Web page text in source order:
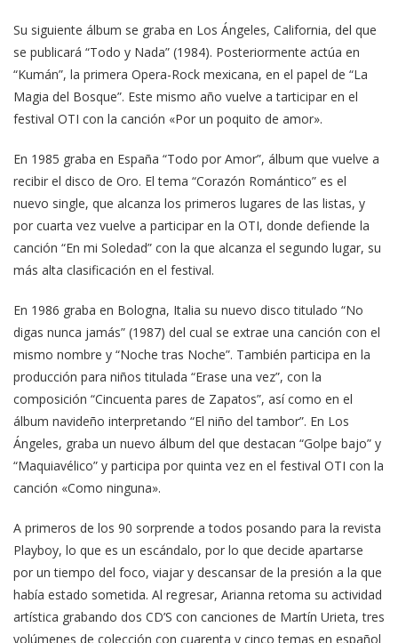
Su siguiente álbum se graba en Los Ángeles, California, del que
se publicará “Todo y Nada” (1984). Posteriormente actúa en
“Kumán”, la primera Opera-Rock mexicana, en el papel de “La
Magia del Bosque”. Este mismo año vuelve a tarticipar en el
festival OTI con la canción «Por un poquito de amor».
En 1985 graba en España “Todo por Amor”, álbum que vuelve a
recibir el disco de Oro. El tema “Corazón Romántico” es el
nuevo single, que alcanza los primeros lugares de las listas, y
por cuarta vez vuelve a participar en la OTI, donde defiende la
canción “En mi Soledad” con la que alcanza el segundo lugar, su
más alta clasificación en el festival.
En 1986 graba en Bologna, Italia su nuevo disco titulado “No
digas nunca jamás” (1987) del cual se extrae una canción con el
mismo nombre y “Noche tras Noche”. También participa en la
producción para niños titulada “Erase una vez”, con la
composición “Cincuenta pares de Zapatos”, así como en el
álbum navideño interpretando “El niño del tambor”. En Los
Ángeles, graba un nuevo álbum del que destacan “Golpe bajo” y
“Maquiavélico” y participa por quinta vez en el festival OTI con la
canción «Como ninguna».
A primeros de los 90 sorprende a todos posando para la revista
Playboy, lo que es un escándalo, por lo que decide apartarse
por un tiempo del foco, viajar y descansar de la presión a la que
había estado sometida. Al regresar, Arianna retoma su actividad
artística grabando dos CD’S con canciones de Martín Urieta, tres
volúmenes de colección con cuarenta y cinco temas en español